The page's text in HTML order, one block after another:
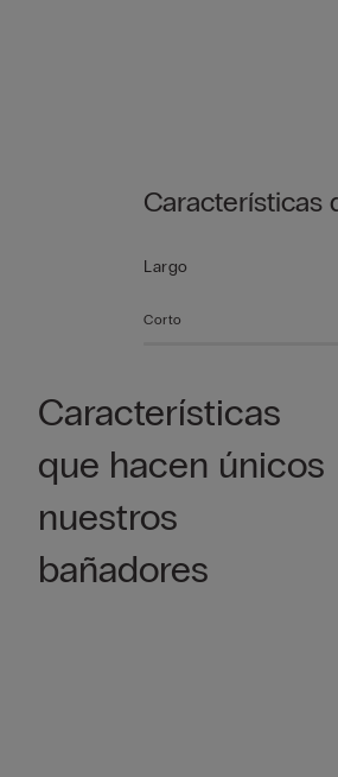
Características
Largo
Corto
Características
que hacen únicos
nuestros
bañadores